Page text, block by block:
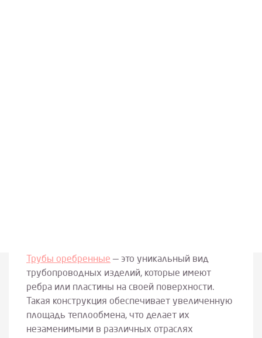
Трубы оребренные — это уникальный вид
трубопроводных изделий, которые имеют
ребра или пластины на своей поверхности.
Такая конструкция обеспечивает увеличенную
площадь теплообмена, что делает их
незаменимыми в различных отраслях